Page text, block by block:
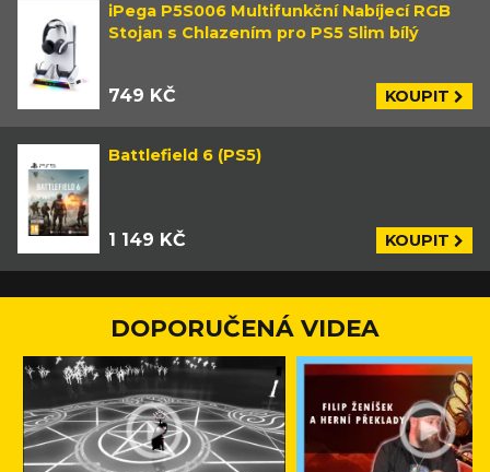
iPega P5S006 Multifunkční Nabíjecí RGB
Stojan s Chlazením pro PS5 Slim bílý
749 KČ KOUPIT
Battlefield 6 (PS5)
1 149 KČ KOUPIT
DOPORUČENÁ VIDEA